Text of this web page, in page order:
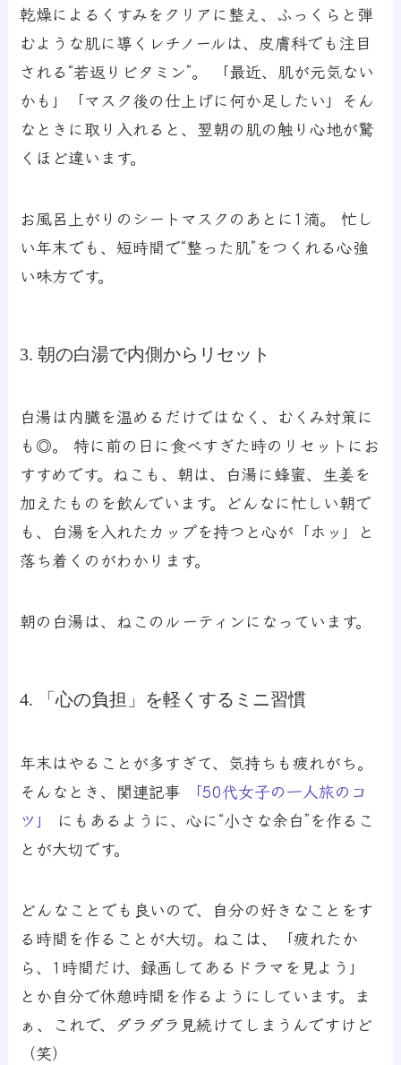
乾燥によるくすみをクリアに整え、ふっくらと弾
むような肌に導くレチノールは、皮膚科でも注目
される“若返りビタミン”。 「最近、肌が元気ない
かも」「マスク後の仕上げに何か足したい」そん
なときに取り入れると、翌朝の肌の触り心地が驚
くほど違います。
お風呂上がりのシートマスクのあとに1滴。 忙し
い年末でも、短時間で“整った肌”をつくれる心強
い味方です。
3. 朝の白湯で内側からリセット
白湯は内臓を温めるだけではなく、むくみ対策に
も◎。 特に前の日に食べすぎた時のリセットにお
すすめです。ねこも、朝は、白湯に蜂蜜、生姜を
加えたものを飲んでいます。どんなに忙しい朝で
も、白湯を入れたカップを持つと心が「ホッ」と
落ち着くのがわかります。
朝の白湯は、ねこのルーティンになっています。
4. 「心の負担」を軽くするミニ習慣
年末はやることが多すぎて、気持ちも疲れがち。
そんなとき、関連記事
「50代女子の一人旅のコ
ツ」
にもあるように、心に“小さな余白”を作るこ
とが大切です。
どんなことでも良いので、自分の好きなことをす
る時間を作ることが大切。ねこは、「疲れたか
ら、1時間だけ、録画してあるドラマを見よう」
とか自分で休憩時間を作るようにしています。ま
ぁ、これで、ダラダラ見続けてしまうんですけど
（笑）